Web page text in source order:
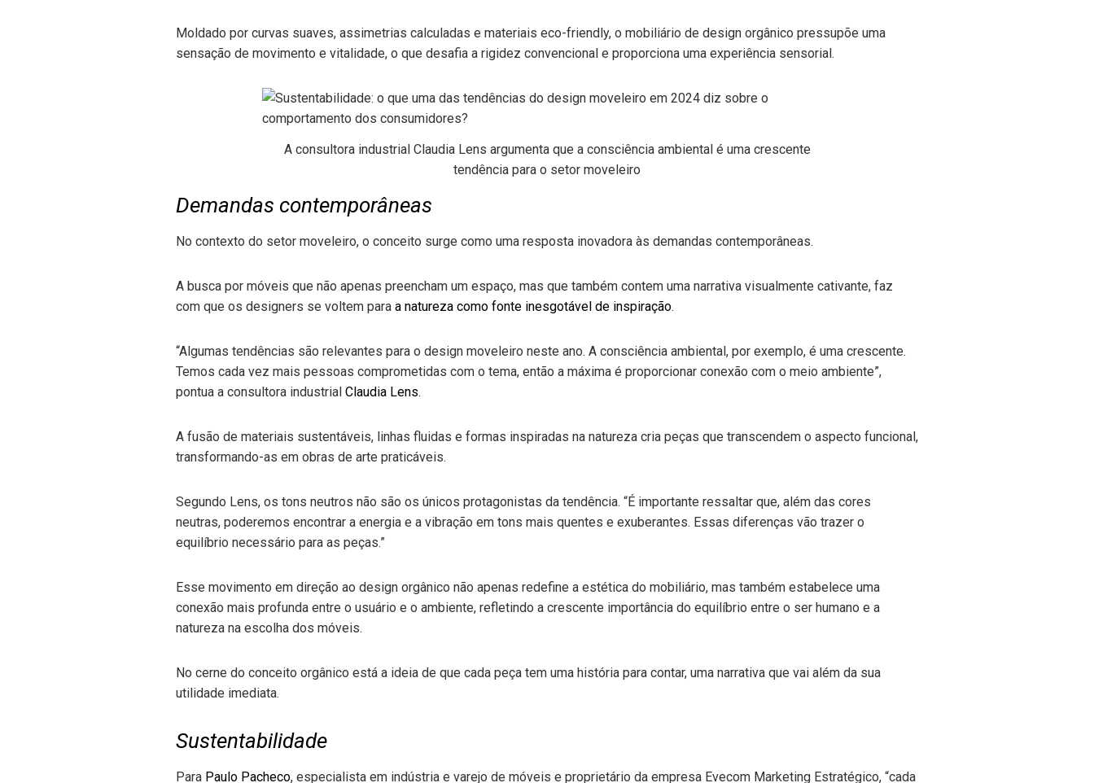
Moldado por curvas suaves, assimetrias calculadas e materiais eco-friendly, o mobiliário de design orgânico pressupõe uma
sensação de movimento e vitalidade, o que desafia a rigidez convencional e proporciona uma experiência sensorial.
A consultora industrial Claudia Lens argumenta que a consciência ambiental é uma crescente
tendência para o setor moveleiro
Demandas contemporâneas
No contexto do setor moveleiro, o conceito surge como uma resposta inovadora às demandas contemporâneas.
A busca por móveis que não apenas preencham um espaço, mas que também contem uma narrativa visualmente cativante, faz
com que os designers se voltem para a natureza como fonte inesgotável de inspiração.
“Algumas tendências são relevantes para o design moveleiro neste ano. A consciência ambiental, por exemplo, é uma crescente.
Temos cada vez mais pessoas comprometidas com o tema, então a máxima é proporcionar conexão com o meio ambiente”,
pontua a consultora industrial Claudia Lens.
A fusão de materiais sustentáveis, linhas fluidas e formas inspiradas na natureza cria peças que transcendem o aspecto funcional,
transformando-as em obras de arte praticáveis.
Segundo Lens, os tons neutros não são os únicos protagonistas da tendência. “É importante ressaltar que, além das cores
neutras, poderemos encontrar a energia e a vibração em tons mais quentes e exuberantes. Essas diferenças vão trazer o
equilíbrio necessário para as peças.”
Esse movimento em direção ao design orgânico não apenas redefine a estética do mobiliário, mas também estabelece uma
conexão mais profunda entre o usuário e o ambiente, refletindo a crescente importância do equilíbrio entre o ser humano e a
natureza na escolha dos móveis.
No cerne do conceito orgânico está a ideia de que cada peça tem uma história para contar, uma narrativa que vai além da sua
utilidade imediata.
Sustentabilidade
Para Paulo Pacheco, especialista em indústria e varejo de móveis e proprietário da empresa Evecom Marketing Estratégico, “cada